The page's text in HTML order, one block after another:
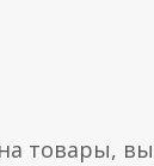
товары,